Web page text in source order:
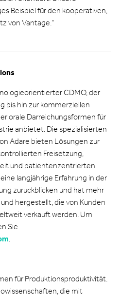
Beispiel für den kooperativen,
von Vantage."
CDMO, der
bis hin zur kommerziellen
orale Darreichungsformen für
anbietet. Die spezialisierten
Adare bieten Lösungen zur
Freisetzung,
und patientenzentrierten
langjährige Erfahrung in der
zurückblicken und hat mehr
hergestellt, die von Kunden
verkauft werden. Um
Sie
.
für Produktionsproduktivität.
die mit